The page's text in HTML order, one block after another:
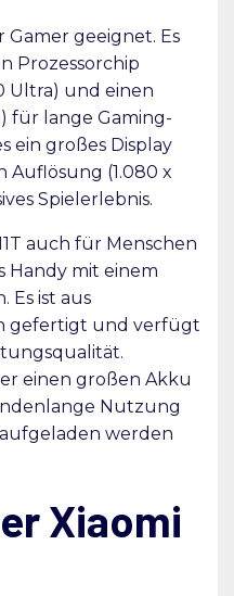
Gamer geeignet. Es
Prozessorchip
Ultra) und einen
für lange Gaming-
ein großes Display
Auflösung (1.080 x
Spielerlebnis.
auch für Menschen
Handy mit einem
Es ist aus
gefertigt und verfügt
einen großen Akku
Nutzung
werden
Xiaomi